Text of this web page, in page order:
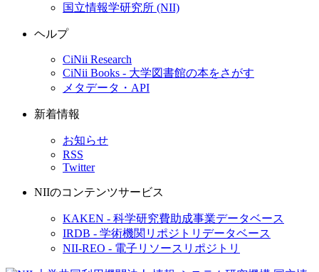
国立情報学研究所 (NII)
ヘルプ
CiNii Research
CiNii Books - 大学図書館の本をさがす
メタデータ・API
新着情報
お知らせ
RSS
Twitter
NIIのコンテンツサービス
KAKEN - 科学研究費助成事業データベース
IRDB - 学術機関リポジトリデータベース
NII-REO - 電子リソースリポジトリ